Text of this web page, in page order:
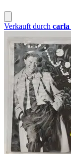
Verkauft durch carla